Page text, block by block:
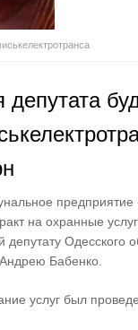
депутата
предприятие
на охранные
Одесского
Бабенко.
услуг был